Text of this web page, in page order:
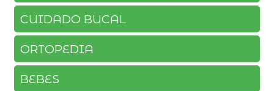
CUIDADO BUCAL
ORTOPEDIA
BEBES